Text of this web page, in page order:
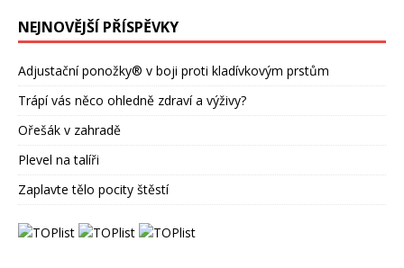
NEJNOVĚJŠÍ PŘÍSPĚVKY
Adjustační ponožky® v boji proti kladívkovým prstům
Trápí vás něco ohledně zdraví a výživy?
Ořešák v zahradě
Plevel na talíři
Zaplavte tělo pocity štěstí